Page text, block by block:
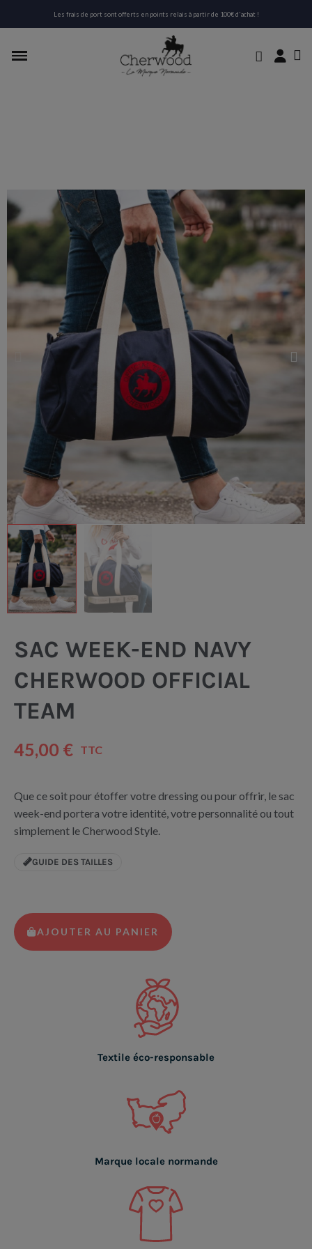
Les frais de port sont offerts en points relais à partir de 100€ d'achat !
SAC WEEK-END NAVY
CHERWOOD OFFICIAL
TEAM
45,00 € TTC
Que ce soit pour étoffer votre dressing ou pour offrir, le sac
week-end portera votre identité, votre personnalité ou tout
simplement le Cherwood Style.
GUIDE DES TAILLES
AJOUTER AU PANIER
Textile éco-responsable
Marque locale normande